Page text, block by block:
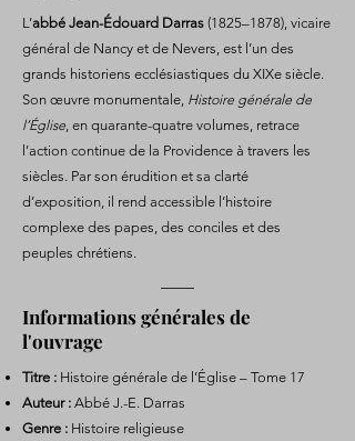
L’abbé Jean-Édouard Darras (1825–1878), vicaire
général de Nancy et de Nevers, est l’un des
grands historiens ecclésiastiques du XIXe siècle.
Son œuvre monumentale, Histoire générale de
l’Église, en quarante-quatre volumes, retrace
l’action continue de la Providence à travers les
siècles. Par son érudition et sa clarté
d’exposition, il rend accessible l’histoire
complexe des papes, des conciles et des
peuples chrétiens.
Informations générales de
l'ouvrage
Titre : Histoire générale de l’Église – Tome 17
Auteur : Abbé J.-E. Darras
Genre : Histoire religieuse